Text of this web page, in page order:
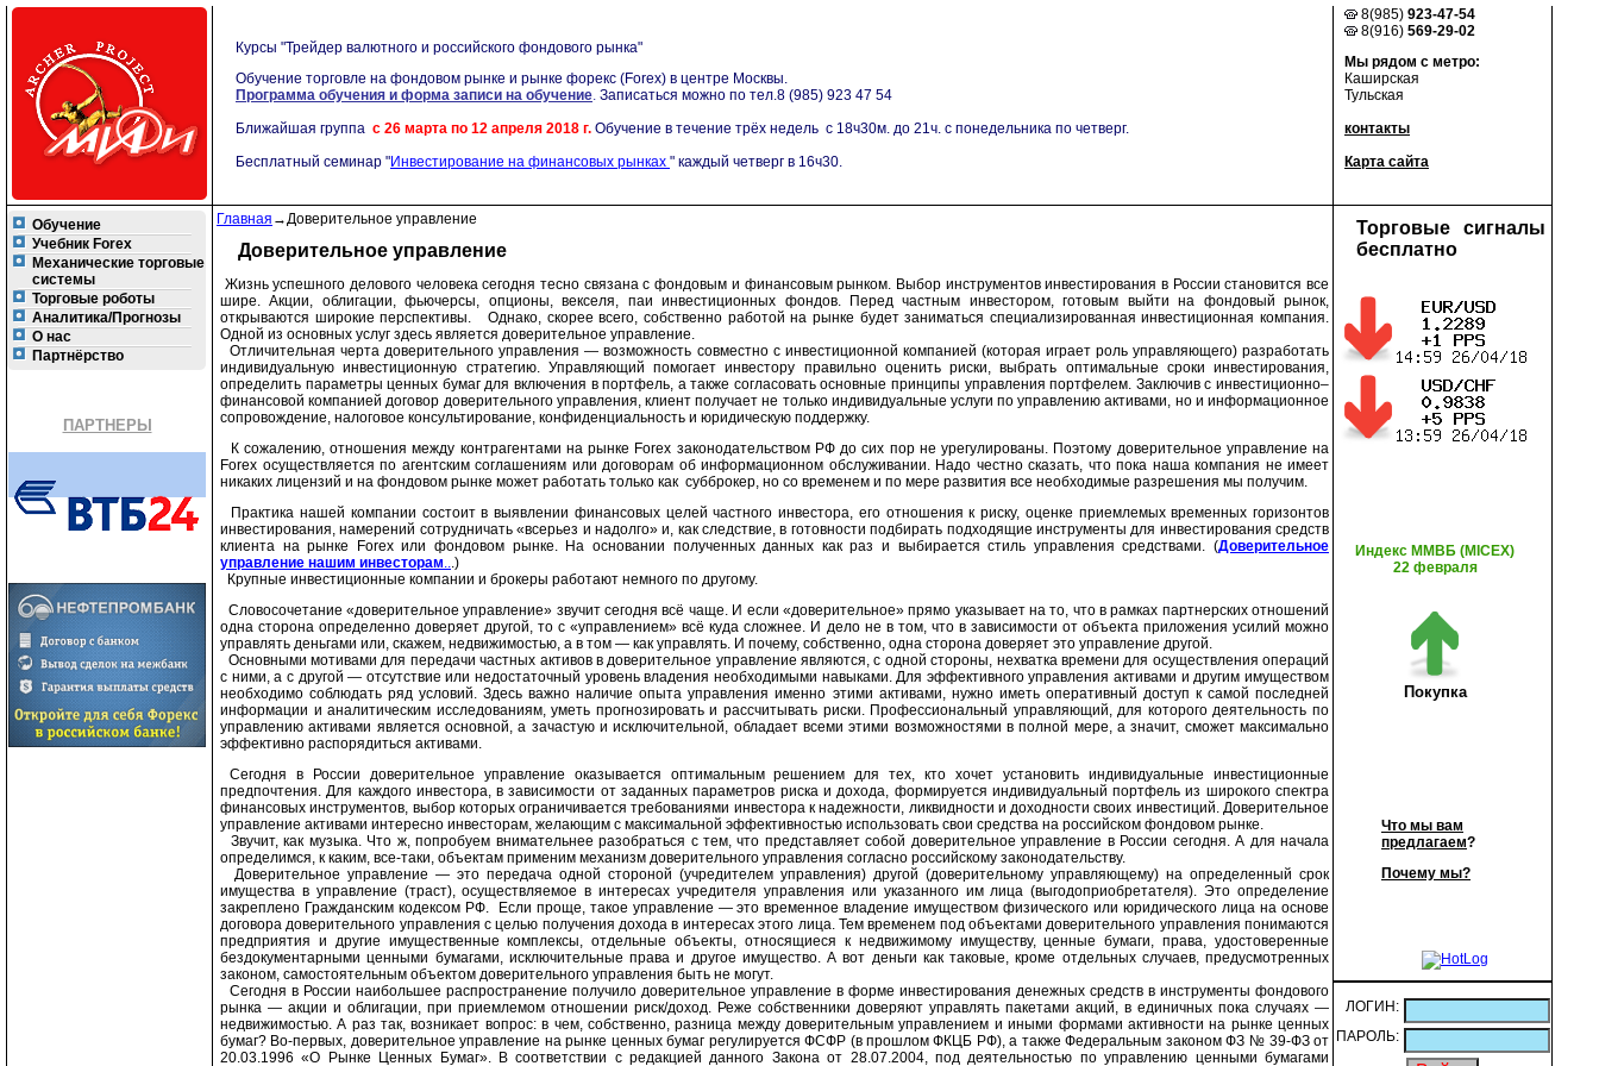
Обучение
Учебник Forex
Механические торговые
системы
Торговые роботы
Аналитика/Прогнозы
О нас
Партнёрство
ПАРТНЕРЫ
Курсы "Трейдер валютного и российского фондового рынка"
Обучение торговле на фондовом рынке и рынке форекс (Forex) в центре Москвы.
Программа обучения и форма записи на обучение. Записаться можно по тел.8 (985) 923 47 54
Ближайшая группа с 26 марта по 12 апреля 2018 г. Обучение в течение трёх недель с 18ч30м. до 21ч. с понедельника по четверг.
Бесплатный семинар "Инвестирование на финансовых рынках " каждый четверг в 16ч30.
Главная →Доверительное управление
Доверительное управление
Жизнь успешного делового человека сегодня тесно связана с фондовым и финансовым рынком. Выбор инструментов инвестирования в России становится все
шире. Акции, облигации, фьючерсы, опционы, векселя, паи инвестиционных фондов. Перед частным инвестором, готовым выйти на фондовый рынок,
открываются широкие перспективы. Однако, скорее всего, собственно работой на рынке будет заниматься специализированная инвестиционная компания.
Одной из основных услуг здесь является доверительное управление.
Отличительная черта доверительного управления — возможность совместно с инвестиционной компанией (которая играет роль управляющего) разработать
индивидуальную инвестиционную стратегию. Управляющий помогает инвестору правильно оценить риски, выбрать оптимальные сроки инвестирования,
определить параметры ценных бумаг для включения в портфель, а также согласовать основные принципы управления портфелем. Заключив с инвестиционно–
финансовой компанией договор доверительного управления, клиент получает не только индивидуальные услуги по управлению активами, но и информационное
сопровождение, налоговое консультирование, конфиденциальность и юридическую поддержку.
К сожалению, отношения между контрагентами на рынке Forex законодательством РФ до сих пор не урегулированы. Поэтому доверительное управление на
Forex осуществляется по агентским соглашениям или договорам об информационном обслуживании. Надо честно сказать, что пока наша компания не имеет
никаких лицензий и на фондовом рынке может работать только как субброкер, но со временем и по мере развития все необходимые разрешения мы получим.
Практика нашей компании состоит в выявлении финансовых целей частного инвестора, его отношения к риску, оценке приемлемых временных горизонтов
инвестирования, намерений сотрудничать «всерьез и надолго» и, как следствие, в готовности подбирать подходящие инструменты для инвестирования средств
клиента на рынке Forex или фондовом рынке. На основании полученных данных как раз и выбирается стиль управления средствами. (Доверительное
управление нашим инвесторам...)
Крупные инвестиционные компании и брокеры работают немного по другому.
Словосочетание «доверительное управление» звучит сегодня всё чаще. И если «доверительное» прямо указывает на то, что в рамках партнерских отношений
одна сторона определенно доверяет другой, то с «управлением» всё куда сложнее. И дело не в том, что в зависимости от объекта приложения усилий можно
управлять деньгами или, скажем, недвижимостью, а в том — как управлять. И почему, собственно, одна сторона доверяет это управление другой.
Основными мотивами для передачи частных активов в доверительное управление являются, с одной стороны, нехватка времени для осуществления операций
с ними, а с другой — отсутствие или недостаточный уровень владения необходимыми навыками. Для эффективного управления активами и другим имуществом
необходимо соблюдать ряд условий. Здесь важно наличие опыта управления именно этими активами, нужно иметь оперативный доступ к самой последней
информации и аналитическим исследованиям, уметь прогнозировать и рассчитывать риски. Профессиональный управляющий, для которого деятельность по
управлению активами является основной, а зачастую и исключительной, обладает всеми этими возможностями в полной мере, а значит, сможет максимально
эффективно распорядиться активами.
Сегодня в России доверительное управление оказывается оптимальным решением для тех, кто хочет установить индивидуальные инвестиционные
предпочтения. Для каждого инвестора, в зависимости от заданных параметров риска и дохода, формируется индивидуальный портфель из широкого спектра
финансовых инструментов, выбор которых ограничивается требованиями инвестора к надежности, ликвидности и доходности своих инвестиций. Доверительное
управление активами интересно инвесторам, желающим с максимальной эффективностью использовать свои средства на российском фондовом рынке.
Звучит, как музыка. Что ж, попробуем внимательнее разобраться с тем, что представляет собой доверительное управление в России сегодня. А для начала
определимся, к каким, все-таки, объектам применим механизм доверительного управления согласно российскому законодательству.
Доверительное управление — это передача одной стороной (учредителем управления) другой (доверительному управляющему) на определенный срок
имущества в управление (траст), осуществляемое в интересах учредителя управления или указанного им лица (выгодоприобретателя). Это определение
закреплено Гражданским кодексом РФ. Если проще, такое управление — это временное владение имуществом физического или юридического лица на основе
договора доверительного управления с целью получения дохода в интересах этого лица. Тем временем под объектами доверительного управления понимаются
предприятия и другие имущественные комплексы, отдельные объекты, относящиеся к недвижимому имуществу, ценные бумаги, права, удостоверенные
бездокументарными ценными бумагами, исключительные права и другое имущество. А вот деньги как таковые, кроме отдельных случаев, предусмотренных
законом, самостоятельным объектом доверительного управления быть не могут.
Сегодня в России наибольшее распространение получило доверительное управление в форме инвестирования денежных средств в инструменты фондового
рынка — акции и облигации, при приемлемом отношении риск/доход. Реже собственники доверяют управлять пакетами акций, в единичных пока случаях —
недвижимостью. А раз так, возникает вопрос: в чем, собственно, разница между доверительным управлением и иными формами активности на рынке ценных
бумаг? Во-первых, доверительное управление на рынке ценных бумаг регулируется ФСФР (в прошлом ФКЦБ РФ), а также Федеральным законом ФЗ № 39-ФЗ от
20.03.1996 «О Рынке Ценных Бумаг». В соответствии с редакцией данного Закона от 28.07.2004, под деятельностью по управлению ценными бумагами
8(985) 923-47-54
8(916) 569-29-02
Мы рядом с метро:
Каширская
Тульская
контакты
Карта сайта
Торговые сигналы
бесплатно
Индекс ММВБ (MICEX)
22 февраля
Покупка
Что мы вам
предлагаем?
Почему мы?
ЛОГИН:
ПАРОЛЬ: